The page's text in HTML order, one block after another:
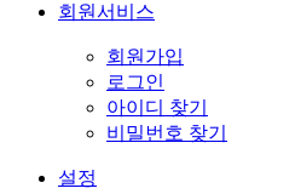
회원서비스
회원가입
로그인
아이디 찾기
비밀번호 찾기
설정